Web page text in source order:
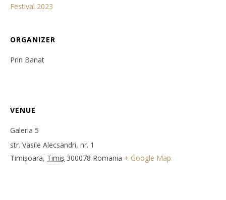
Festival 2023
ORGANIZER
Prin Banat
VENUE
Galeria 5
str. Vasile Alecsandri, nr. 1
Timișoara, Timiș 300078 Romania + Google Map